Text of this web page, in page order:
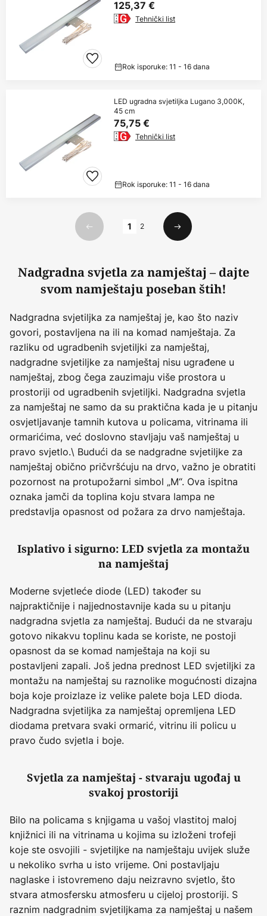
125,37 €
Tehnički list
Rok isporuke: 11 - 16 dana
LED ugradna svjetiljka Lugano 3,000K,
45 cm
75,75 €
Tehnički list
Rok isporuke: 11 - 16 dana
Prethodno
1 2
Sljedeći
Nadgradna svjetla za namještaj – dajte
svom namještaju poseban štih!
Nadgradna svjetiljka za namještaj je, kao što naziv
govori, postavljena na ili na komad namještaja. Za
razliku od ugradbenih svjetiljki za namještaj,
nadgradne svjetiljke za namještaj nisu ugrađene u
namještaj, zbog čega zauzimaju više prostora u
prostoriji od ugradbenih svjetiljki. Nadgradna svjetla
za namještaj ne samo da su praktična kada je u pitanju
osvjetljavanje tamnih kutova u policama, vitrinama ili
ormarićima, već doslovno stavljaju vaš namještaj u
pravo svjetlo.\ Budući da se nadgradne svjetiljke za
namještaj obično pričvršćuju na drvo, važno je obratiti
pozornost na protupožarni simbol „M“. Ova ispitna
oznaka jamči da toplina koju stvara lampa ne
predstavlja opasnost od požara za drvo namještaja.
Isplativo i sigurno: LED svjetla za montažu
na namještaj
Moderne svjetleće diode (LED) također su
najpraktičnije i najjednostavnije kada su u pitanju
nadgradna svjetla za namještaj. Budući da ne stvaraju
gotovo nikakvu toplinu kada se koriste, ne postoji
opasnost da se komad namještaja na koji su
postavljeni zapali. Još jedna prednost LED svjetiljki za
montažu na namještaj su raznolike mogućnosti dizajna
boja koje proizlaze iz velike palete boja LED dioda.
Nadgradna svjetiljka za namještaj opremljena LED
diodama pretvara svaki ormarić, vitrinu ili policu u
pravo čudo svjetla i boje.
Svjetla za namještaj - stvaraju ugođaj u
svakoj prostoriji
Bilo na policama s knjigama u vašoj vlastitoj maloj
knjižnici ili na vitrinama u kojima su izloženi trofeji
koje ste osvojili - svjetiljke na namještaju uvijek služe
u nekoliko svrha u isto vrijeme. Oni postavljaju
naglaske i istovremeno daju neizravno svjetlo, što
stvara atmosfersku atmosferu u cijeloj prostoriji. S
raznim nadgradnim svjetiljkama za namještaj u našem